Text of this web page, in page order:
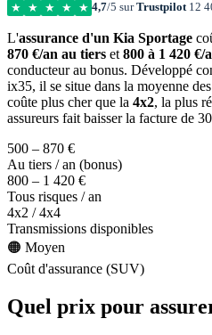
★ ★ ★ ★ ★ 4,7/5 surTrustpilot12
L'assurance d'un Kia Sportage
870 €/an au tiers et 800 à 1 420 €/
conducteur au bonus. Développé
ix35, il se situe dans la moyenne
coûte plus cher que la 4x2, la plus
assureurs fait baisser la facture de
500 – 870 €
Au tiers / an (bonus)
800 – 1 420 €
Tous risques / an
4x2 / 4x4
Transmissions disponibles
🟠 Moyen
Coût d'assurance (SUV)
Quel prix pour